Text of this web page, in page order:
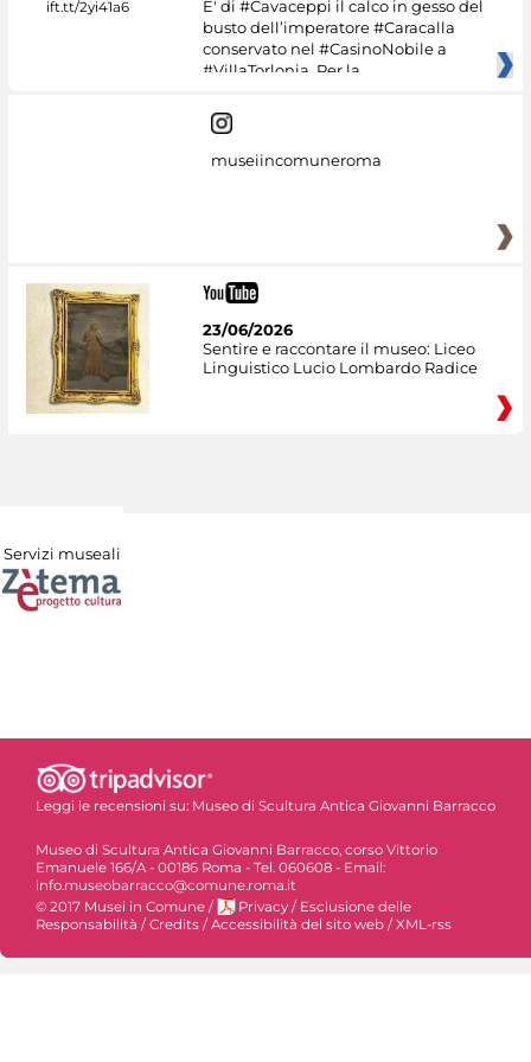
E' di #Cavaceppi il calco in gesso del
busto dell’imperatore #Caracalla
conservato nel #CasinoNobile a
#VillaTorlonia. Per la
museiincomuneroma
23/06/2026
Sentire e raccontare il museo: Liceo
Linguistico Lucio Lombardo Radice
Servizi museali
Leggi le recensioni su: Museo di Scultura Antica Giovanni Barracco
Museo di Scultura Antica Giovanni Barracco, corso Vittorio
Emanuele 166/A - 00186 Roma - Tel. 060608 - Email:
info.museobarracco@comune.roma.it
© 2017 Musei in Comune / Privacy / Esclusione delle
Responsabilità / Credits / Accessibilità del sito web / XML-rss